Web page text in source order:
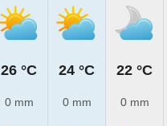
26 °C
0 mm
24 °C
0 mm
22 °C
0 mm